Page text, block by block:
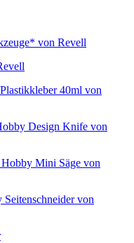
von Revell
40ml von
Design Knife von
Mini Säge von
von